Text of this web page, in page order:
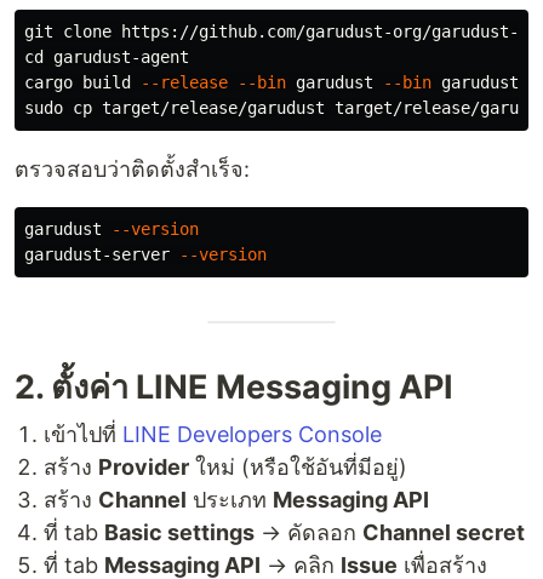
cd garudust-agent
cargo build
--release --bin garudust
--bin
sudo cp
ตรวจสอบว่าติดตั้งสำเร็จ:
garudust
--version
garudust-server
--version
2. ตั้งค่า LINE Messaging API
เข้าไปที่ LINE Developers Console
สร้าง Provider ใหม่ (หรือใช้อันที่มีอยู่)
สร้าง Channel ประเภท Messaging API
ที่ tab Basic settings → คัดลอก Channel secret
ที่ tab Messaging API → คลิก Issue เพื่อสร้าง